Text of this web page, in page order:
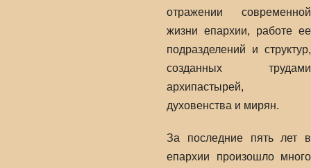
отражении современной
жизни епархии, работе ее
подразделений и структур,
созданных трудами
архипастырей,
духовенства и мирян.
За последние пять лет в
епархии произошло много